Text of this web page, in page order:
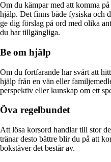
Om du kämpar med att komma
hjälp. Det finns både fysiska och
ge dig förslag på ord med olika
du har tillgängliga.
Be om hjälp
Om du fortfarande har svårt att
hjälp från en vän eller
perspektiv eller kunskap om ett
Öva regelbundet
Att lösa korsord handlar till stor
tränar desto bättre blir du på att
bokstäver det består av.